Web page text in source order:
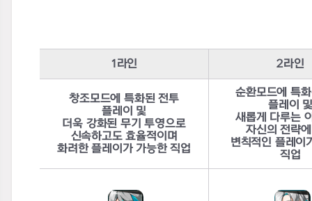
1 라인 2라인
창조모드에 특화된 전투
플레이 및
더욱 강화된 무기 투영으로
신속하고도 효율적이며
화려한 플레이가 가능한 직업
순환모드에 특
플레이 및
새롭게 다루는
자신의 전략
변칙적인 플레이
직업